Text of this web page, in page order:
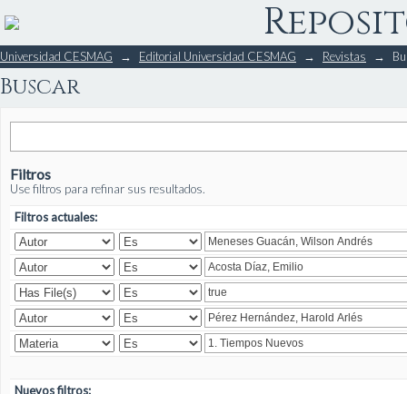
Buscar
Universidad CESMAG → Editorial Universidad CESMAG → Revistas →
Buscar
Filtros
Use filtros para refinar sus resultados.
Filtros actuales:
Nuevos filtros: